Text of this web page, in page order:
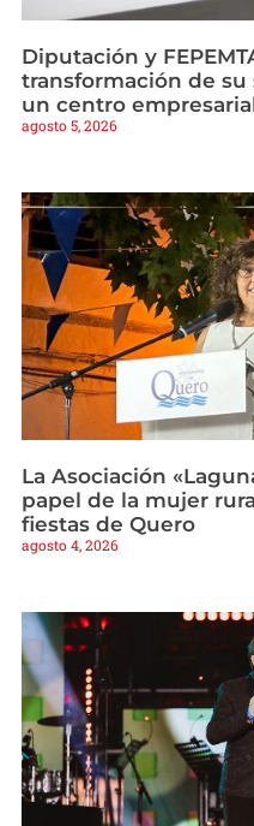
Diputación y
transformación de
un centro
agosto 5, 2026
La Asociación
papel de la mujer
fiestas de Quero
agosto 4, 2026